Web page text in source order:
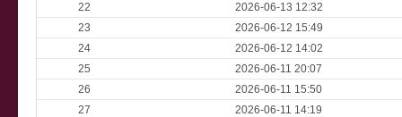
22
2026-06-13 12:32
23
2026-06-12 15:49
24
2026-06-12 14:02
25
2026-06-11 20:07
26
2026-06-11 15:50
27
2026-06-11 14:19